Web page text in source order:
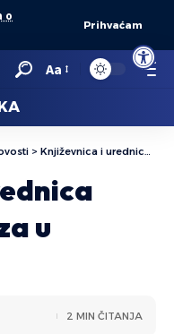
o
Prihvaćam
Aa
> Književnica i urednica Marijana Dokoza u Badenu
u
2 MIN ČITANJA
Open